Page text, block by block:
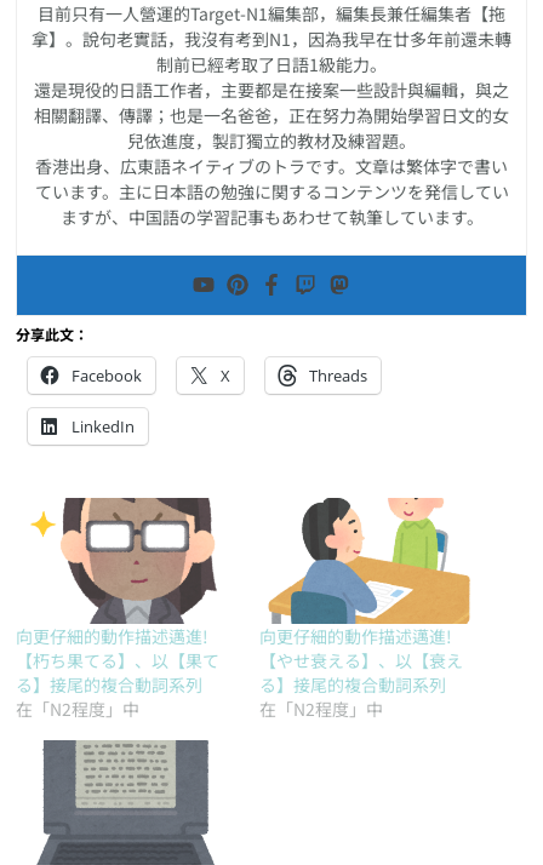
目前只有一人營運的Target-N1編集部，編集長兼任編集者【拖
拿】。說句老實話，我沒有考到N1，因為我早在廿多年前還未轉
制前已經考取了日語1級能力。
還是現役的日語工作者，主要都是在接案一些設計與編輯，與之
相關翻譯、傳譯；也是一名爸爸，正在努力為開始學習日文的女
兒依進度，製訂獨立的教材及練習題。
香港出身、広東語ネイティブのトラです。文章は繁体字で書い
ています。主に日本語の勉強に関するコンテンツを発信してい
ますが、中国語の学習記事もあわせて執筆しています。
分享此文：
Facebook X Threads
LinkedIn
向更仔細的動作描述邁進!
【朽ち果てる】、以【果て
る】接尾的複合動詞系列
在「N2程度」中
向更仔細的動作描述邁進!
【やせ衰える】、以【衰え
る】接尾的複合動詞系列
在「N2程度」中